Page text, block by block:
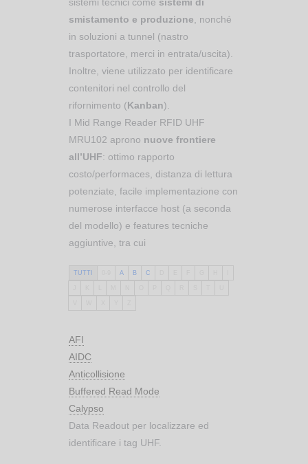
sistemi tecnici come sistemi di
smistamento e produzione, nonché
in soluzioni a tunnel (nastro
trasportatore, merci in entrata/uscita).
Inoltre, viene utilizzato per identificare
contenitori nel controllo del
rifornimento (Kanban).
I Mid Range Reader RFID UHF
MRU102 aprono nuove frontiere
all’UHF: ottimo rapporto
costo/performaces, distanza di lettura
potenziate, facile implementazione con
numerose interfacce host (a seconda
del modello) e features tecniche
aggiuntive, tra cui
TUTTI A B C
AFI
AIDC
Anticollisione
Buffered Read Mode
Calypso
Data Readout per localizzare ed
identificare i tag UHF.